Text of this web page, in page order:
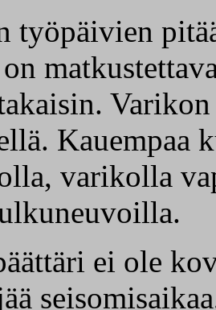
työpäivien
Kauempaa
varikolla
ei ole